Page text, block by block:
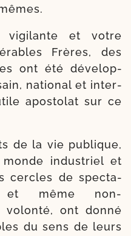
vigi­lante et votre
Frères, des
ont été déve­lop­
natio­nal et inter­
apos­to­lat sur ce
de la vie publique,
indus­triel et
cercles de spec­ta­
et même non-​
volon­té, ont don­né
du sens de leurs